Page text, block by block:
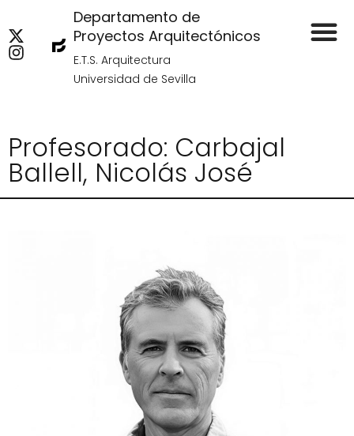
Departamento de
Proyectos Arquitectónicos
E.T.S. Arquitectura
Universidad de Sevilla
Profesorado: Carbajal
Ballell, Nicolás José